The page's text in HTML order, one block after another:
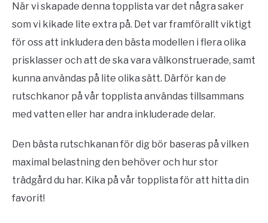
När vi skapade denna topplista var det några saker
som vi kikade lite extra på. Det var framförallt viktigt
för oss att inkludera den bästa modellen i flera olika
prisklasser och att de ska vara välkonstruerade, samt
kunna användas på lite olika sätt. Därför kan de
rutschkanor på vår topplista användas tillsammans
med vatten eller har andra inkluderade delar.
Den bästa rutschkanan för dig bör baseras på vilken
maximal belastning den behöver och hur stor
trädgård du har. Kika på vår topplista för att hitta din
favorit!